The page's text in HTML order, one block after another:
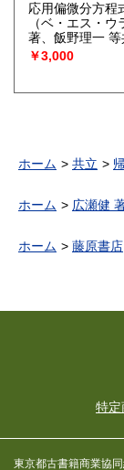
応用偏微分方程
（ベ・エス・ウ
著、飯野理一 等
￥3,000
ホーム 共立
ホーム 広瀬健
ホーム 藤原書店
特定
東京都古書籍商業協